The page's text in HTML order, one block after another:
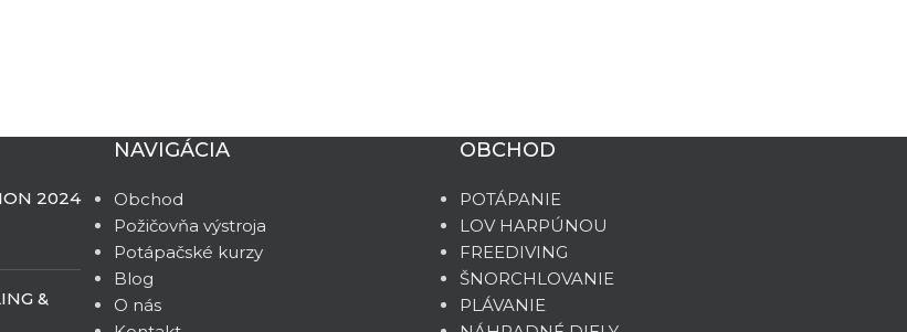
2024
&
NAVIGÁCIA
Obchod
Požičovňa výstroja
Potápačské kurzy
Blog
O nás
OBCHOD
POTÁPANIE
LOV HARPÚNOU
FREEDIVING
ŠNORCHLOVANIE
PLÁVANIE